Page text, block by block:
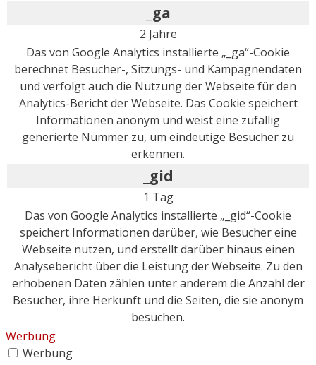
_ga
2 Jahre
Das von Google Analytics installierte „_ga“-Cookie
berechnet Besucher-, Sitzungs- und Kampagnendaten
und verfolgt auch die Nutzung der Webseite für den
Analytics-Bericht der Webseite. Das Cookie speichert
Informationen anonym und weist eine zufällig
generierte Nummer zu, um eindeutige Besucher zu
erkennen.
_gid
1 Tag
Das von Google Analytics installierte „_gid“-Cookie
speichert Informationen darüber, wie Besucher eine
Webseite nutzen, und erstellt darüber hinaus einen
Analysebericht über die Leistung der Webseite. Zu den
erhobenen Daten zählen unter anderem die Anzahl der
Besucher, ihre Herkunft und die Seiten, die sie anonym
besuchen.
Werbung
Werbung